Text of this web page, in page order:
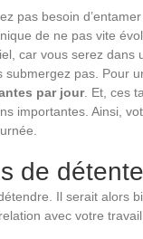
pas besoin
de ne pas vite
car vous serez dans
pas. Pour
par jour. Et, ces
importantes. Ainsi,
de
Il serait alors
avec votre